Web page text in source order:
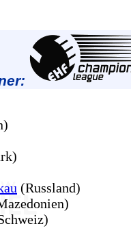
(Russland)